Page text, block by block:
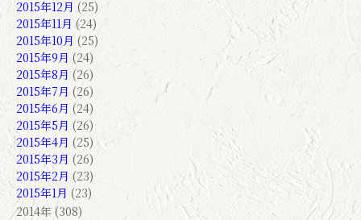
2015年12月 (25)
2015年11月 (24)
2015年10月 (25)
2015年9月 (24)
2015年8月 (26)
2015年7月 (26)
2015年6月 (24)
2015年5月 (26)
2015年4月 (25)
2015年3月 (26)
2015年2月 (23)
2015年1月 (23)
2014年 (308)